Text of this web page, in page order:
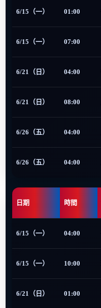
6/15（一） 01:00
6/15（一） 07:00
6/21（日） 04:00
6/21（日） 08:00
6/26（五） 04:00
6/26（五） 04:00
日期 時間
6/15（一） 04:00
6/15（一） 10:00
6/21（日） 01:00